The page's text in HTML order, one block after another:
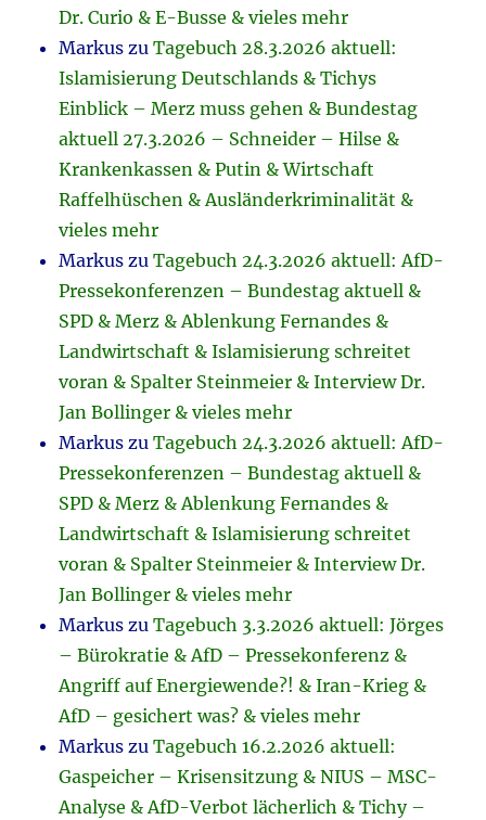
Dr. Curio & E-Busse & vieles mehr
Markus zuTagebuch 28.3.2026 aktuell:
Islamisierung Deutschlands & Tichys
Einblick – Merz muss gehen & Bundestag
aktuell 27.3.2026 – Schneider – Hilse &
Krankenkassen & Putin & Wirtschaft
Raffelhüschen & Ausländerkriminalität &
vieles mehr
Markus zuTagebuch 24.3.2026 aktuell: AfD-
Pressekonferenzen – Bundestag aktuell &
SPD & Merz & Ablenkung Fernandes &
Landwirtschaft & Islamisierung schreitet
voran & Spalter Steinmeier & Interview Dr.
Jan Bollinger & vieles mehr
Markus zuTagebuch 24.3.2026 aktuell: AfD-
Pressekonferenzen – Bundestag aktuell &
SPD & Merz & Ablenkung Fernandes &
Landwirtschaft & Islamisierung schreitet
voran & Spalter Steinmeier & Interview Dr.
Jan Bollinger & vieles mehr
Markus zuTagebuch 3.3.2026 aktuell: Jörges
– Bürokratie & AfD – Pressekonferenz &
Angriff auf Energiewende?! & Iran-Krieg &
AfD – gesichert was? & vieles mehr
Markus zuTagebuch 16.2.2026 aktuell:
Gaspeicher – Krisensitzung & NIUS – MSC-
Analyse & AfD-Verbot lächerlich & Tichy –